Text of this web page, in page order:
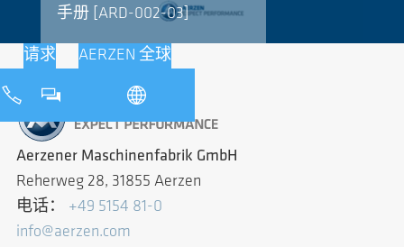
手册 [ARD-002-03]
请求 AERZEN 全球
Aerzener Maschinenfabrik GmbH
Reherweg 28, 31855 Aerzen
电话： +49 5154 81-0
info@aerzen.com